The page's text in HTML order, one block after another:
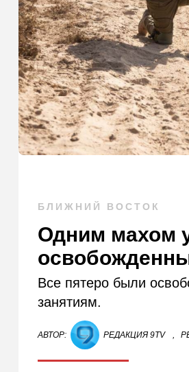
БЛИЖНИЙ ВОСТОК
Одним махом
Все пятеро были
занятиям.
АВТОР: РЕДАКЦИЯ 9TV ,